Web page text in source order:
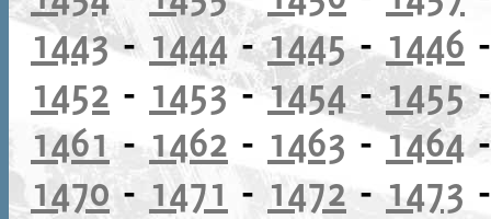
1443- 1444-1445- 1446
1452 - 1453-1454-1455
1461 - 1462 - 1463 -1464
1470- 1471 - 1472 - 1473